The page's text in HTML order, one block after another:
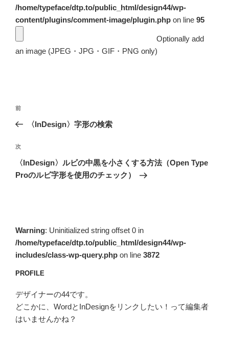
/home/typeface/dtp.to/public_html/design44/wp-
content/plugins/comment-image/plugin.php on line 95
Optionally add
an image (JPEG・JPG・GIF・PNG only)
投
ナ
ビ
ゲ
ー
前
の
稿
前
〈InDesign〉字形の検索
次
の
投
次
〈InDesign〉ルビの中黒を小さくする方法（Open Type
Proのルビ字形を使用のチェック）
Warning: Uninitialized string offset 0 in
/home/typeface/dtp.to/public_html/design44/wp-
includes/class-wp-query.php on line 3872
PROFILE
デザイナーの44です。
どこかに、WordとInDesignをリンクしたい！って編集者
はいませんかね？